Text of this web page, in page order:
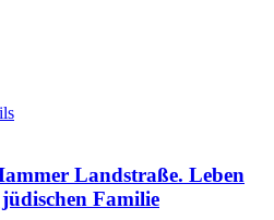
Landstraße. Leben
Familie